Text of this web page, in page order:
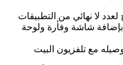
لا نهائي من التطبيقات
شاشة وفأرة ولوحة
مع تلفزيون البيت